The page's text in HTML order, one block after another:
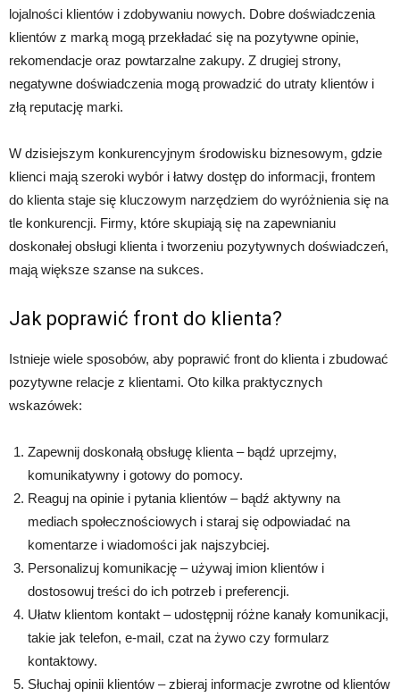
lojalności klientów i zdobywaniu nowych. Dobre doświadczenia
klientów z marką mogą przekładać się na pozytywne opinie,
rekomendacje oraz powtarzalne zakupy. Z drugiej strony,
negatywne doświadczenia mogą prowadzić do utraty klientów i
złą reputację marki.
W dzisiejszym konkurencyjnym środowisku biznesowym, gdzie
klienci mają szeroki wybór i łatwy dostęp do informacji, frontem
do klienta staje się kluczowym narzędziem do wyróżnienia się na
tle konkurencji. Firmy, które skupiają się na zapewnianiu
doskonałej obsługi klienta i tworzeniu pozytywnych doświadczeń,
mają większe szanse na sukces.
Jak poprawić front do klienta?
Istnieje wiele sposobów, aby poprawić front do klienta i zbudować
pozytywne relacje z klientami. Oto kilka praktycznych
wskazówek:
Zapewnij doskonałą obsługę klienta – bądź uprzejmy,
komunikatywny i gotowy do pomocy.
Reaguj na opinie i pytania klientów – bądź aktywny na
mediach społecznościowych i staraj się odpowiadać na
komentarze i wiadomości jak najszybciej.
Personalizuj komunikację – używaj imion klientów i
dostosowuj treści do ich potrzeb i preferencji.
Ułatw klientom kontakt – udostępnij różne kanały komunikacji,
takie jak telefon, e-mail, czat na żywo czy formularz
kontaktowy.
Słuchaj opinii klientów – zbieraj informacje zwrotne od klientów